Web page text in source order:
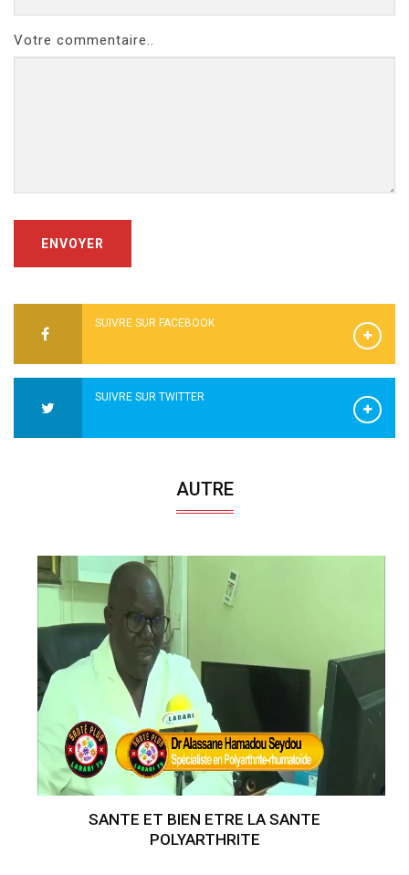
Votre commentaire..
ENVOYER
SUIVRE SUR FACEBOOK
SUIVRE SUR TWITTER
AUTRE
SANTE ET BIEN ETRE LA SANTE
POLYARTHRITE